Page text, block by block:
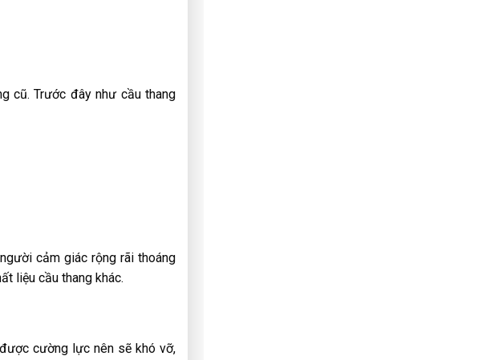
cũ. Trước đây như cầu thang
cảm giác rộng rãi thoáng
liệu cầu thang khác.
cường lực nên sẽ khó vỡ,